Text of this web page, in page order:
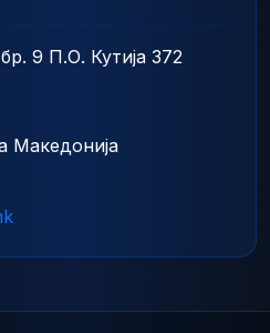
9 П.О. Кутија 372
Македонија